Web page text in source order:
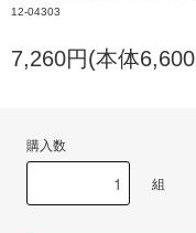
12-04303
7,260円(本体
購入数
組